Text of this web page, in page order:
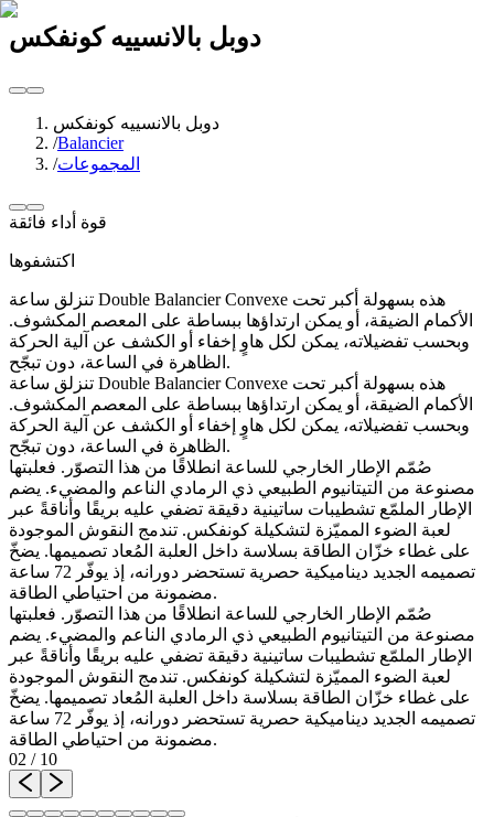
دوبل بالانسييه كونفكس
دوبل بالانسييه كونفكس
/Balancier
/المجموعات
قوة أداء فائقة
اكتشفوها
تنزلق ساعة Double Balancier Convexe هذه بسهولة أكبر تحت
الأكمام الضيقة، أو يمكن ارتداؤها ببساطة على المعصم المكشوف.
وبحسب تفضيلاته، يمكن لكل هاوٍ إخفاء أو الكشف عن آلية الحركة
الظاهرة في الساعة، دون تبجّح.
تنزلق ساعة Double Balancier Convexe هذه بسهولة أكبر تحت
الأكمام الضيقة، أو يمكن ارتداؤها ببساطة على المعصم المكشوف.
وبحسب تفضيلاته، يمكن لكل هاوٍ إخفاء أو الكشف عن آلية الحركة
الظاهرة في الساعة، دون تبجّح.
صُمّم الإطار الخارجي للساعة انطلاقًا من هذا التصوّر. فعلبتها
مصنوعة من التيتانيوم الطبيعي ذي الرمادي الناعم والمضيء. يضم
الإطار الملمّع تشطيبات ساتينية دقيقة تضفي عليه بريقًا وأناقةً عبر
لعبة الضوء المميّزة لتشكيلة كونفكس. تندمج النقوش الموجودة
على غطاء خزّان الطاقة بسلاسة داخل العلبة المُعاد تصميمها. يضخّ
تصميمه الجديد ديناميكية حصرية تستحضر دورانه، إذ يوفّر 72 ساعة
مضمونة من احتياطي الطاقة.
صُمّم الإطار الخارجي للساعة انطلاقًا من هذا التصوّر. فعلبتها
مصنوعة من التيتانيوم الطبيعي ذي الرمادي الناعم والمضيء. يضم
الإطار الملمّع تشطيبات ساتينية دقيقة تضفي عليه بريقًا وأناقةً عبر
لعبة الضوء المميّزة لتشكيلة كونفكس. تندمج النقوش الموجودة
على غطاء خزّان الطاقة بسلاسة داخل العلبة المُعاد تصميمها. يضخّ
تصميمه الجديد ديناميكية حصرية تستحضر دورانه، إذ يوفّر 72 ساعة
مضمونة من احتياطي الطاقة.
02 / 10